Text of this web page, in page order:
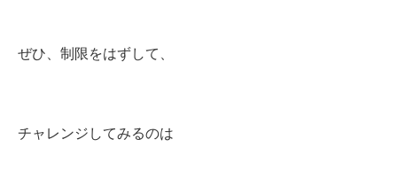
ぜひ、制限をはずして、
チャレンジしてみるのは